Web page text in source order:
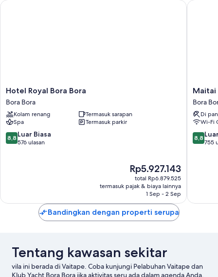
Hotel
Royal
Bora
Bora
Bora
Bora
Hotel Royal Bora Bora
Bora Bora
Kolam renang
Termasuk sarapan
Spa
Termasuk parkir
8.8
dari
8,8 Luar Biasa
576 ulasan
Harga
sekarang
Rp5.927.143
Rp5.927.143
total Rp6.879.525
termasuk pajak & biaya lainnya
1 Sep - 2 Sep
Hotel Royal Bora Bora
Maitai
Bora
Bora
Bora
Bora
Maitai
Bora
Di
Wi-Fi
8.8
dari
8,8
755
Maitai
Bandingkan dengan properti serupa
Tentang kawasan sekitar
vila ini berada di Vaitape. Coba kunjungi Pelabuhan Vaitape dan
Klub Yacht Bora Bora jika aktivitas seru ada dalam agenda Anda,